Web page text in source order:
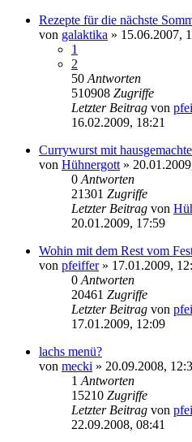
Rezepte für die nächste
von galaktika » 15.06.2007,
1
2
50 Antworten
510908 Zugriffe
Letzter Beitrag von
16.02.2009, 18:21
Currywurst mit
von Hühnergott »
0 Antworten
21301 Zugriffe
Letzter Beitrag von
20.01.2009, 17:59
Wohin mit dem Rest vom
von pfeiffer» 17.01.2009,
0 Antworten
20461 Zugriffe
Letzter Beitrag von
17.01.2009, 12:09
lachs menü?
von mecki » 20.09.2008,
1 Antworten
15210 Zugriffe
Letzter Beitrag von
22.09.2008, 08:41